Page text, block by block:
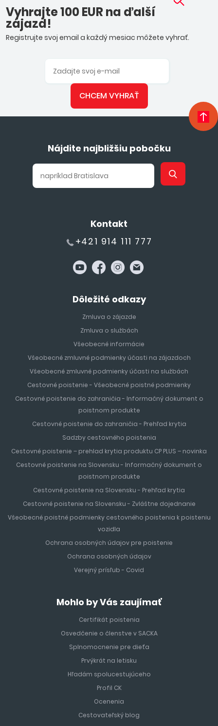
Vyhrajte 100 EUR na ďalší
zájazd!
Registrujte svoj email a každý mesiac môžete vyhrať.
CHCEM VYHRAŤ
Nájdite najbližšiu pobočku
Kontakt
+421 914 111 777
Dôležité odkazy
Zmluva o zájazde
Zmluva o službách
Všeobecné informácie
Všeobecné zmluvné podmienky účasti na zájazdoch
Všeobecné zmluvné podmienky účasti na službách
Cestovné poistenie - Všeobecné poistné podmienky
Cestovné poistenie do zahraničia - Informačný dokument o
poistnom produkte
Cestovné poistenie do zahraničia - Prehľad krytia
Sadzby cestovného poistenia
Cestovné poistenie – prehlad krytia produktu CP PLUS – novinka
Cestovné poistenie na Slovensku - Informačný dokument o
poistnom produkte
Cestovné poistenie na Slovensku - Prehľad krytia
Cestovné poistenie na Slovensku - Zvláštne dojednanie
Všeobecné poistné podmienky cestovného poistenia k poisteniu
vozidla
Ochrana osobných údajov pre poistenie
Ochrana osobných údajov
Verejný prísľub - Covid
Mohlo by Vás zaujímať
Certifikát poistenia
Osvedčenie o členstve v SACKA
Splnomocnenie pre dieťa
Prvýkrát na letisku
Hľadám spolucestujúceho
Profil CK
Ocenenia
Cestovateľský blog